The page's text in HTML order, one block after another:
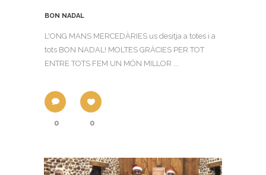
BON NADAL
L'ONG MANS MERCEDÀRIES us desitja a totes i a
tots BON NADAL! MOLTES GRÀCIES PER TOT
ENTRE TOTS FEM UN MÓN MILLOR ...
0 0